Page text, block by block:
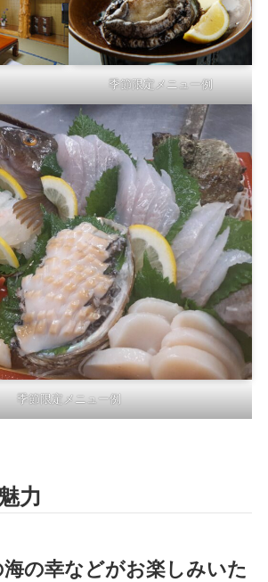
季節限定メニュー例
季節限定メニュー例
力
の幸などがお楽しみいた